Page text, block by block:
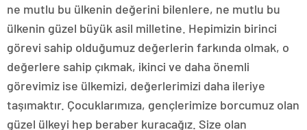
ne mutlu bu ülkenin değerini bilenlere, ne mutlu bu
ülkenin güzel büyük asil milletine. Hepimizin birinci
görevi sahip olduğumuz değerlerin farkında olmak, o
değerlere sahip çıkmak, ikinci ve daha önemli
görevimiz ise ülkemizi, değerlerimizi daha ileriye
taşımaktır. Çocuklarımıza, gençlerimize borcumuz olan
güzel ülkeyi hep beraber kuracağız. Size olan